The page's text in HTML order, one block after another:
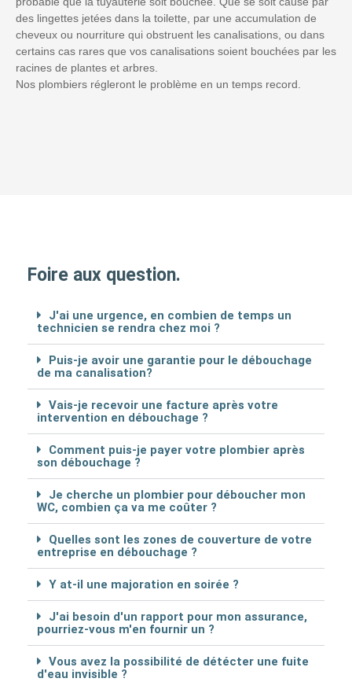
des lingettes jetées dans la toilette, par une accumulation de
cheveux ou nourriture qui obstruent les canalisations, ou dans
certains cas rares que vos canalisations soient bouchées par les
racines de plantes et arbres.
Nos plombiers régleront le problème en un temps record.
Foire aux question.
J'ai une urgence, en combien de temps un
technicien se rendra chez moi ?
Puis-je avoir une garantie pour le débouchage
de ma canalisation?
Vais-je recevoir une facture après votre
intervention en débouchage ?
Comment puis-je payer votre plombier après
son débouchage ?
Je cherche un plombier pour déboucher mon
WC, combien ça va me coûter ?
Quelles sont les zones de couverture de votre
entreprise en débouchage ?
Y at-il une majoration en soirée ?
J'ai besoin d'un rapport pour mon assurance,
pourriez-vous m'en fournir un ?
Vous avez la possibilité de détécter une fuite
d'eau invisible ?